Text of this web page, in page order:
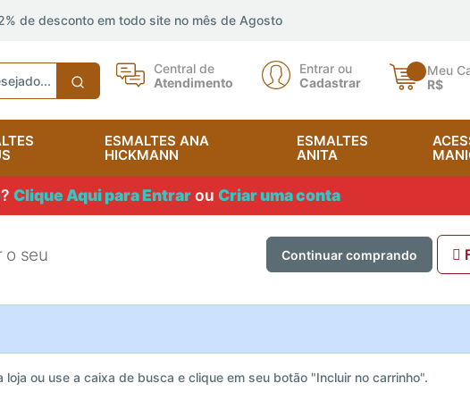
de desconto em todo site no mês de Agosto
Central de
Atendimento
Entrar ou
Cadastrar
Meu
R$
ESMALTES ANA
HICKMANN
ESMALTES
ANITA
Clique Aqui para Entrarou Criar uma conta
o seu
Continuar comprando
ou use a caixa de busca e clique em seu botão "Incluir no carrinho".